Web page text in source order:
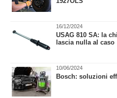
16/12/2024
​USAG 810 SA: la
lascia nulla al caso
10/06/2024
Bosch: soluzioni